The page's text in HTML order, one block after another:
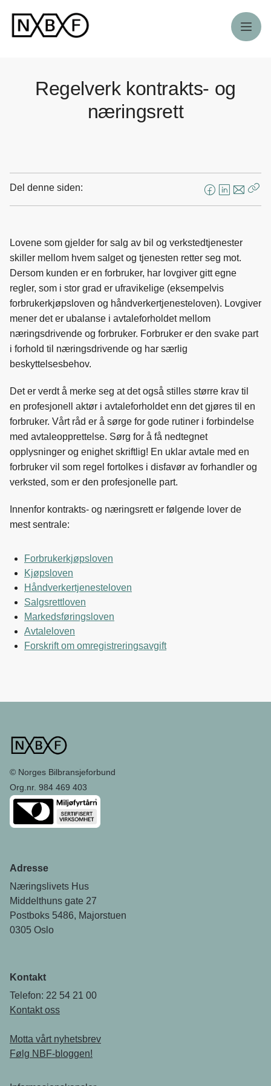
Meny
Regelverk kontrakts- og
næringsrett
Del denne siden:
F
e
b
o
L
k
e
I
n
E
o
s
Lovene som gjelder for salg av bil og verkstedtjenester
skiller mellom hvem salget og tjenesten retter seg mot.
Dersom kunden er en forbruker, har lovgiver gitt egne
regler, som i stor grad er ufravikelige (eksempelvis
forbrukerkjøpsloven og håndverkertjenesteloven). Lovgiver
mener det er ubalanse i avtaleforholdet mellom
næringsdrivende og forbruker. Forbruker er den svake part
i forhold til næringsdrivende og har særlig
beskyttelsesbehov.
Det er verdt å merke seg at det også stilles større krav til
en profesjonell aktør i avtaleforholdet enn det gjøres til en
forbruker. Vårt råd er å sørge for gode rutiner i forbindelse
med avtaleopprettelse. Sørg for å få nedtegnet
opplysninger og enighet skriftlig! En uklar avtale med en
forbruker vil som regel fortolkes i disfavør av forhandler og
verksted, som er den profesjonelle part.
Innenfor kontrakts- og næringsrett er følgende lover de
mest sentrale:
Forbrukerkjøpsloven
Kjøpsloven
Håndverkertjenesteloven
Salgsrettloven
Markedsføringsloven
Avtaleloven
Forskrift om omregistreringsavgift
© Norges Bilbransjeforbund
Org.nr. 984 469 403
Adresse
Næringslivets Hus
Middelthuns gate 27
Postboks 5486, Majorstuen
0305 Oslo
Kontakt
Telefon: 22 54 21 00
Kontakt oss
Motta vårt nyhetsbrev
Følg NBF-bloggen!